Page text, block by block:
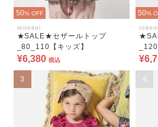
50% OFF
toitoitoi
★SALE★セザールトップ
_80_110【キッズ】
¥6,380 税込
50%
3 4